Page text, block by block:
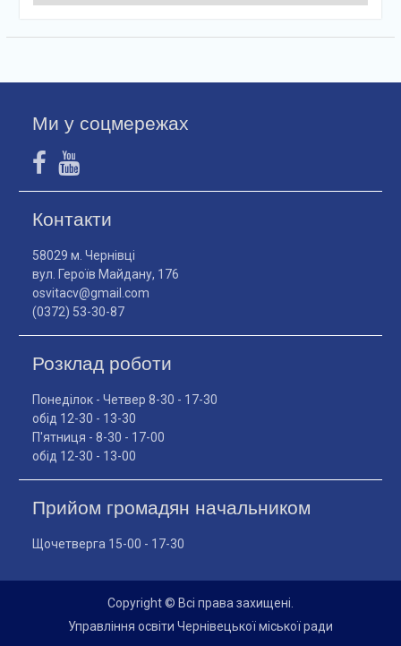
Ми у соцмережах
Контакти
58029 м. Чернівці
вул. Героїв Майдану, 176
osvitacv@gmail.com
(0372) 53-30-87
Розклад роботи
Понеділок - Четвер 8-30 - 17-30
обід 12-30 - 13-30
П'ятниця - 8-30 - 17-00
обід 12-30 - 13-00
Прийом громадян начальником
Щочетверга 15-00 - 17-30
Copyright © Всі права захищені.
Управління освіти Чернівецької міської ради